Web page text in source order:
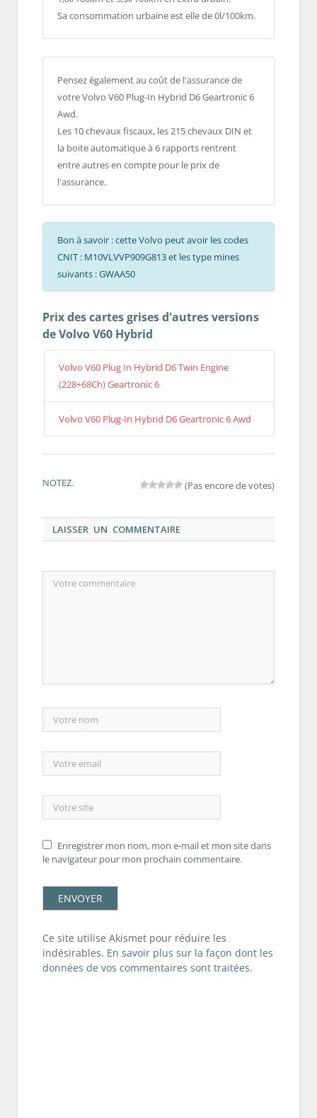
Sa consommation urbaine est elle de 0l/100km.
Pensez également au coût de l'assurance de
votre Volvo V60 Plug-In Hybrid D6 Geartronic 6
Awd.
Les 10 chevaux fiscaux, les 215 chevaux DIN et
la boite automatique à 6 rapports rentrent
entre autres en compte pour le prix de
l'assurance.
Bon à savoir : cette Volvo peut avoir les codes
CNIT : M10VLVVP909G813 et les type mines
suivants : GWAA50
Prix des cartes grises d'autres versions
de Volvo V60 Hybrid
Volvo V60 Plug In Hybrid D6 Twin Engine
(228+68Ch) Geartronic 6
Volvo V60 Plug-In Hybrid D6 Geartronic 6 Awd
NOTEZ. (Pas encore de votes)
LAISSER UN COMMENTAIRE
Enregistrer mon nom, mon e-mail et mon site dans
le navigateur pour mon prochain commentaire.
Ce site utilise Akismet pour réduire les
indésirables. En savoir plus sur la façon dont les
données de vos commentaires sont traitées.